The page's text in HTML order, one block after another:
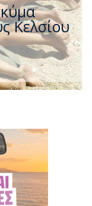
την ώρα